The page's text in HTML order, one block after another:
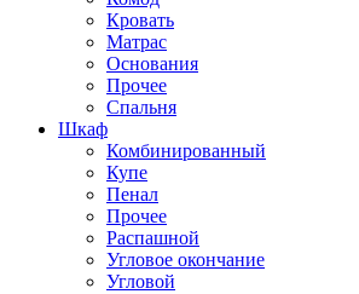
Кровать
Матраc
Основания
Прочее
Спальня
Шкаф
Комбинированный
Купе
Пенал
Прочее
Распашной
Угловое окончание
Угловой